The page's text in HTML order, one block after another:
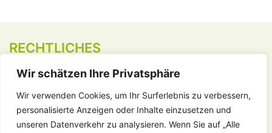
Wir schätzen Ihre Privatsphäre
Wir verwenden Cookies, um Ihr Surferlebnis zu verbessern,
personalisierte Anzeigen oder Inhalte einzusetzen und
unseren Datenverkehr zu analysieren. Wenn Sie auf „Alle
RECHTLICHES
Kontakt
Impressum
Datenschutz
Vergebene Aufträge